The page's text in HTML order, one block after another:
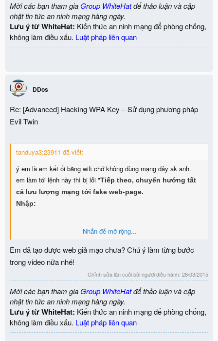
Mời các bạn tham gia Group WhiteHatđể thảo luận và cập
nhật tin tức an ninh mạng hàng ngày.
Lưu ý từ WhiteHat: Kiến thức an ninh mạng để phòng chống,
không làm điều xấu. Luật pháp liên quan
DDos
Re: [Advanced] Hacking WPA Key – Sử dụng phương pháp
Evil Twin
tanduya3;23911 đã viết:
ý em là em kết ối bằng wifi chớ không dùng mạng dây ak anh.
em làm tới lệnh này thì bị lỗi "Tiếp theo, chuyển hướng tất
cả lưu lượng mạng tới fake web-page.
Nhập:
iptables -t nat -A PREROUTING -p tcp --dport 80 -j DNAT
--to-destination 000.000.00.000:80"
Nhấn để mở rộng...
Em đã tạo được web giả mạo chưa? Chú ý làm từng bước
trong video nữa nhé!
Chỉnh sửa lần cuối bởi người điều hành: 28/03/2015
Mời các bạn tham gia Group WhiteHatđể thảo luận và cập
nhật tin tức an ninh mạng hàng ngày.
Lưu ý từ WhiteHat: Kiến thức an ninh mạng để phòng chống,
không làm điều xấu. Luật pháp liên quan